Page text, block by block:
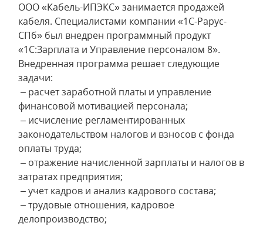
ООО «Кабель-ИПЭКС» занимается продажей
кабеля. Специалистами компании «1С-Рарус-
СПб» был внедрен программный продукт
«1С:Зарплата и Управление персоналом 8».
Внедренная программа решает следующие
задачи:
– расчет заработной платы и управление
финансовой мотивацией персонала;
– исчисление регламентированных
законодательством налогов и взносов с фонда
оплаты труда;
– отражение начисленной зарплаты и налогов в
затратах предприятия;
– учет кадров и анализ кадрового состава;
– трудовые отношения, кадровое
делопроизводство;